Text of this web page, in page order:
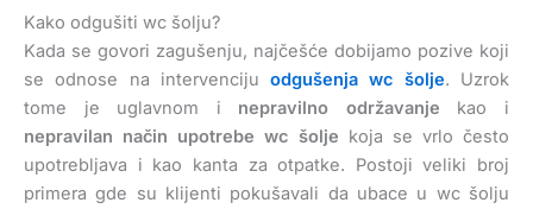
Kako odgušiti wc šolju?
Kada se govori zagušenju, najčešće dobijamo pozive koji
se odnose na intervencijuodgušenja wc šolje. Uzrok
tome je uglavnom i nepravilno održavanje kao i
nepravilan način upotrebe wc šolje koja se vrlo često
upotrebljava i kao kanta za otpatke. Postoji veliki broj
primera gde su klijenti pokušavali da ubace u wc šolju